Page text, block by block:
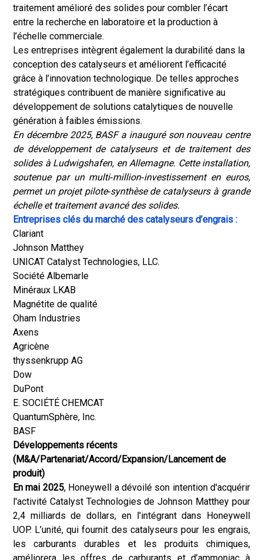
traitement amélioré des solides pour combler l’écart
entre la recherche en laboratoire et la production à
l’échelle commerciale.
Les entreprises intègrent également la durabilité dans la
conception des catalyseurs et améliorent l’efficacité
grâce à l’innovation technologique. De telles approches
stratégiques contribuent de manière significative au
développement de solutions catalytiques de nouvelle
génération à faibles émissions.
En décembre 2025, BASF a inauguré son nouveau centre
de développement de catalyseurs et de traitement des
solides à Ludwigshafen, en Allemagne. Cette installation,
soutenue par un multi‑million‑investissement en euros,
permet un projet pilote‑synthèse de catalyseurs à grande
échelle et traitement avancé des solides.
Entreprises clés du marché des catalyseurs d’engrais :
Clariant
Johnson Matthey
UNICAT Catalyst Technologies, LLC.
Société Albemarle
Minéraux LKAB
Magnétite de qualité
Oham Industries
Axens
Agricène
thyssenkrupp AG
Dow
DuPont
E. SOCIÉTÉ CHEMCAT
QuantumSphère, Inc.
BASF
Développements récents
(M&A/Partenariat/Accord/Expansion/Lancement de
produit)
En mai 2025, Honeywell a dévoilé son intention d'acquérir
l'activité Catalyst Technologies de Johnson Matthey pour
2,4 milliards de dollars, en l'intégrant dans Honeywell
UOP. L’unité, qui fournit des catalyseurs pour les engrais,
les carburants durables et les produits chimiques,